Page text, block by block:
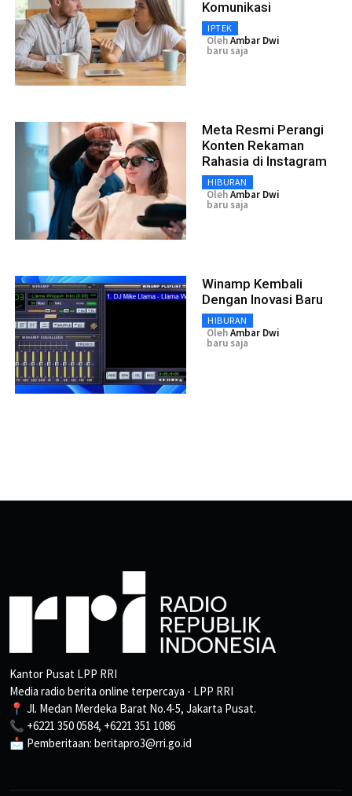
Komunikasi
IPTEK
OlehAmbar Dwi
baru saja
Meta Resmi Perangi
Konten Rekaman
Rahasia di Instagram
HIBURAN
OlehAmbar Dwi
baru saja
Winamp Kembali
Dengan Inovasi Baru
HIBURAN
OlehAmbar Dwi
baru saja
Kantor Pusat LPP RRI
Media radio berita online terpercaya - LPP RRI
📍 Jl. Medan Merdeka Barat No.4-5, Jakarta Pusat.
📞 +6221 350 0584, +6221 351 1086
📩 Pemberitaan: beritapro3@rri.go.id